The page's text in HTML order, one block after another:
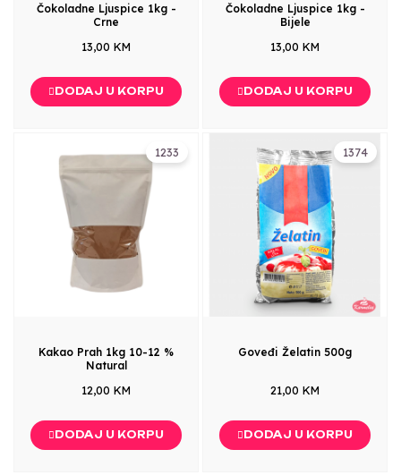
Čokoladne Ljuspice 1kg -
Crne
13,00 KM
DODAJ U KORPU
Čokoladne Ljuspice 1kg -
Bijele
13,00 KM
DODAJ U KORPU
1233
Kakao Prah 1kg 10-12 %
Natural
12,00 KM
DODAJ U KORPU
1374
Goveđi Želatin 500g
21,00 KM
DODAJ U KORPU